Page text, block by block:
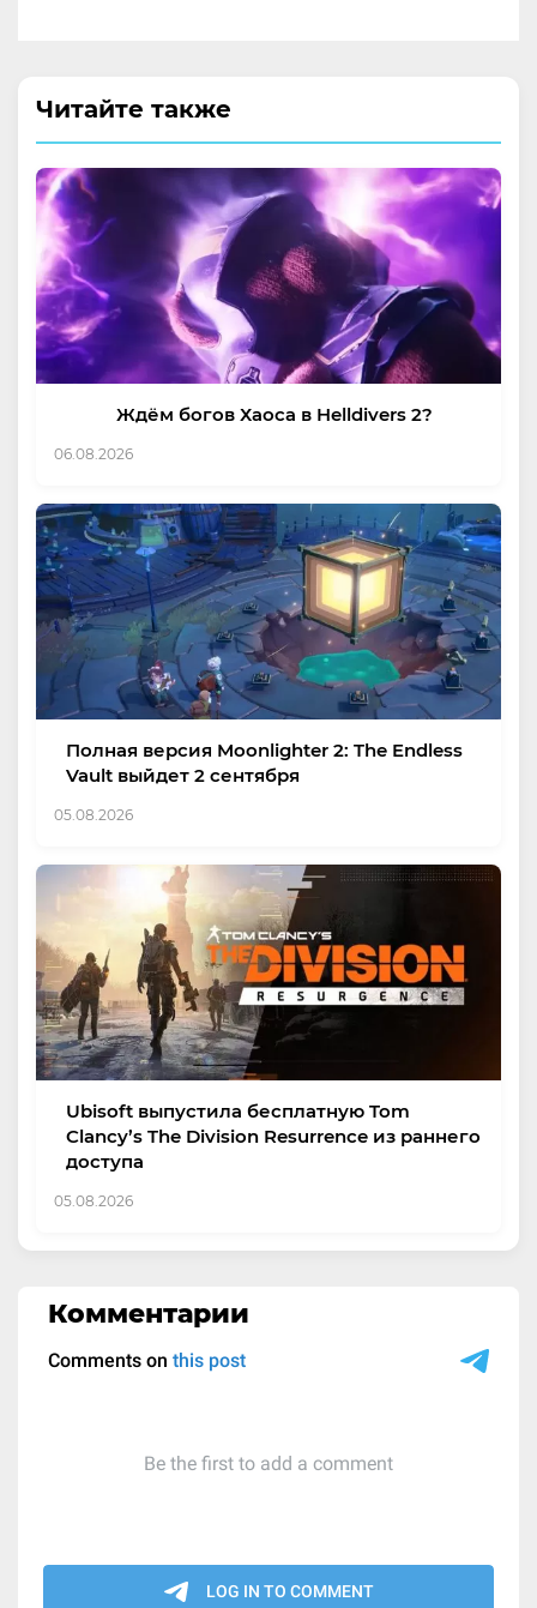
Читайте также
Ждём богов Хаоса в Helldivers 2?
06.08.2026
Полная версия Moonlighter 2: The Endless
Vault выйдет 2 сентября
05.08.2026
Ubisoft выпустила бесплатную Tom
Clancy’s The Division Resurrence из раннего
доступа
05.08.2026
Комментарии